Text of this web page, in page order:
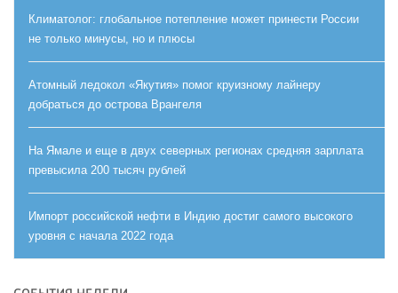
Климатолог: глобальное потепление может принести России
не только минусы, но и плюсы
Атомный ледокол «Якутия» помог круизному лайнеру
добраться до острова Врангеля
На Ямале и еще в двух северных регионах средняя зарплата
превысила 200 тысяч рублей
Импорт российской нефти в Индию достиг самого высокого
уровня с начала 2022 года